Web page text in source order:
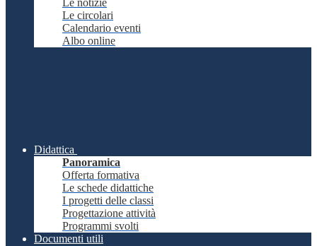
Le notizie
Le circolari
Calendario eventi
Albo online
Didattica
Panoramica
Offerta formativa
Le schede didattiche
I progetti delle classi
Progettazione attività
Programmi svolti
Documenti utili